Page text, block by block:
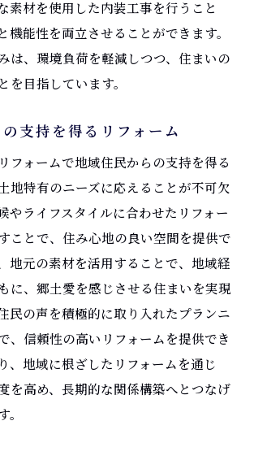
トで効果的なリフォームを行う方
点から見るリフォームの価値
素材を使用した内装工事を行うこと
機能性を両立させることができます。
は、環境負荷を軽減しつつ、住まいの
を目指しています。
支持を得るリフォーム
フォームで地域住民からの支持を得る
地特有のニーズに応えることが不可欠
やライフスタイルに合わせたリフォー
ことで、住み心地の良い空間を提供で
地元の素材を活用することで、地域経
に、郷土愛を感じさせる住まいを実現
民の声を積極的に取り入れたプランニ
、信頼性の高いリフォームを提供でき
、地域に根ざしたリフォームを通じ
を高め、長期的な関係構築へとつなげ